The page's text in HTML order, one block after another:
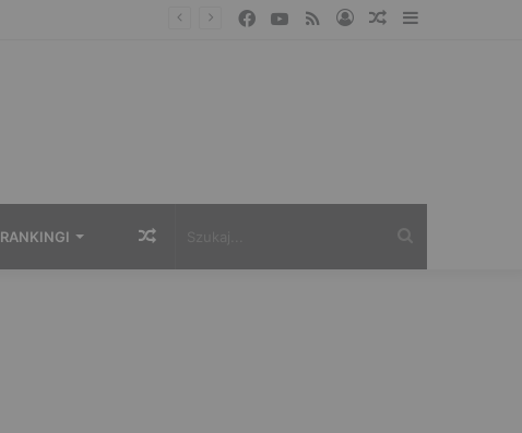
Sidebar
Losowy
Zaloguj
RSS
YouTube
Facebook
RANKINGI Losowy